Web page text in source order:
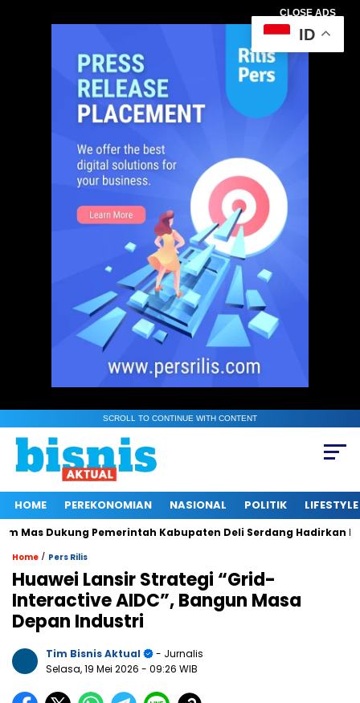
CLOSE ADS
SCROLL TO CONTINUE WITH CONTENT
HOME PEREKONOMIAN NASIONAL POLITIK LIFESTYLE
Dukung Pemerintah Kabupaten Deli Serdang Hadirkan
Home / Pers Rilis
Huawei Lansir Strategi “Grid-
Interactive AIDC”, Bangun Masa
Depan Industri
Tim Bisnis Aktual
- Jurnalis
Selasa, 19 Mei 2026 - 09:26 WIB
ID